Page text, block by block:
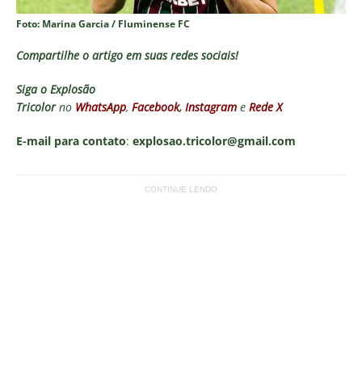
Foto: Marina Garcia / Fluminense FC
Compartilhe o artigo em suas redes sociais!
Siga o Explosão
Tricolorno WhatsApp, Facebook, Instagram e Rede X
E-mail para contato: explosao.tricolor@gmail.com
CONTINUE LENDO